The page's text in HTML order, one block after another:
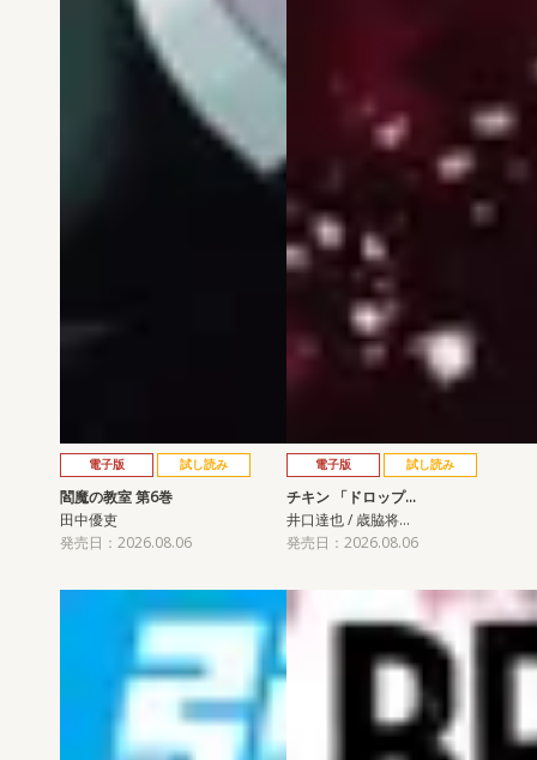
電子版 試し読み
閻魔の教室 第6巻
田中優吏
発売日：2026.08.06
電子版 試し読み
チキン 「ドロップ…
井口達也 / 歳脇将…
発売日：2026.08.06